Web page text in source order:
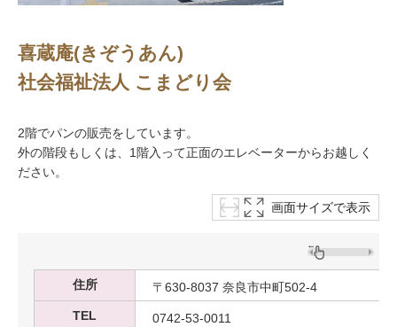
喜蔵庵(きぞうあん)
社会福祉法人 こまどり会
2階でパンの販売をしています。
外の階段もしくは、1階入って正面のエレベーターからお越しく
ださい。
画面サイズで表示
住所
〒630-8037 奈良市中町502-4
TEL
0742-53-0011